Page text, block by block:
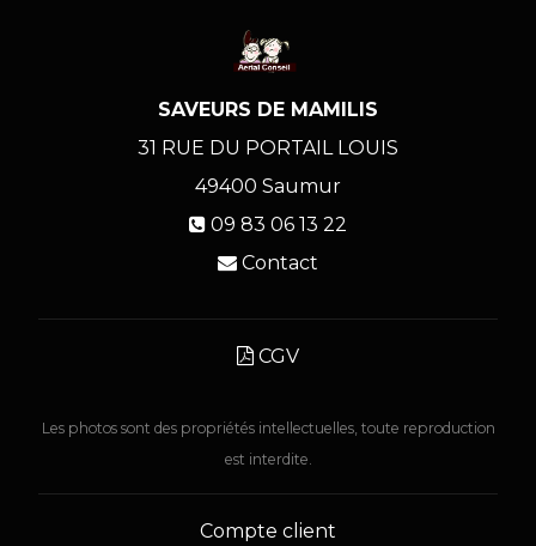
SAVEURS DE MAMILIS
31 RUE DU PORTAIL LOUIS
49400 Saumur
09 83 06 13 22
Contact
CGV
Les photos sont des propriétés intellectuelles, toute reproduction
est interdite.
Compte client